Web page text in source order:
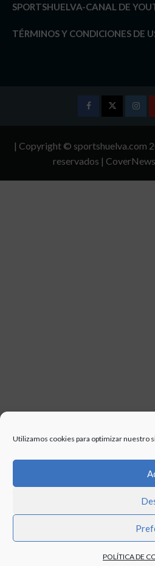
Utilizamos cookies para optimizar nuestro
POLÍTICA DE
SPORTSHUELVA-CANAL DE
TÉRMINOS Y CONDICIONES DE
| Copyright © sportshuelva.com
reservados | CoverNews